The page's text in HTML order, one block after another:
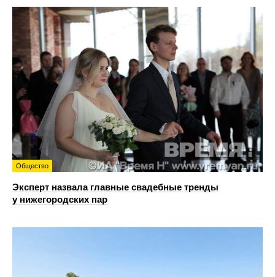
Общество
Эксперт назвала главные свадебные тренды
у нижегородских пар